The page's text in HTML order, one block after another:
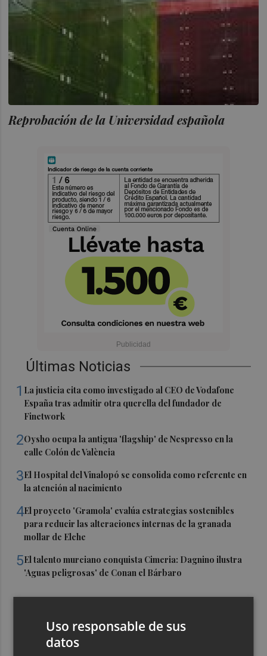
Reprobación de la Universidad española
Últimas Noticias
1 La justicia cita como investigado al CEO de Vodafone
España tras admitir otra querella del fundador de
Finetwork
2Oysho ocupa la antigua 'flagship' de Nespresso en la
calle Colón de València
3El Hospital del Vinalopó se consolida como referente en
la atención al nacimiento
4El proyecto 'Gramola' evalúa estrategias sostenibles
para reducir las alteraciones internas de la granada
mollar de Elche
5El talento murciano conquista Cimeria: Dagnino ilustra
'Aguas peligrosas' de Conan el Bárbaro
Uso responsable de sus
datos